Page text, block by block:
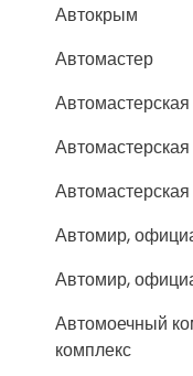
Автокрым
Автомастер
Автомастерская
Автомастерская
Автомастерская
Автомир,
Автомир,
Автомоечный
комплекс